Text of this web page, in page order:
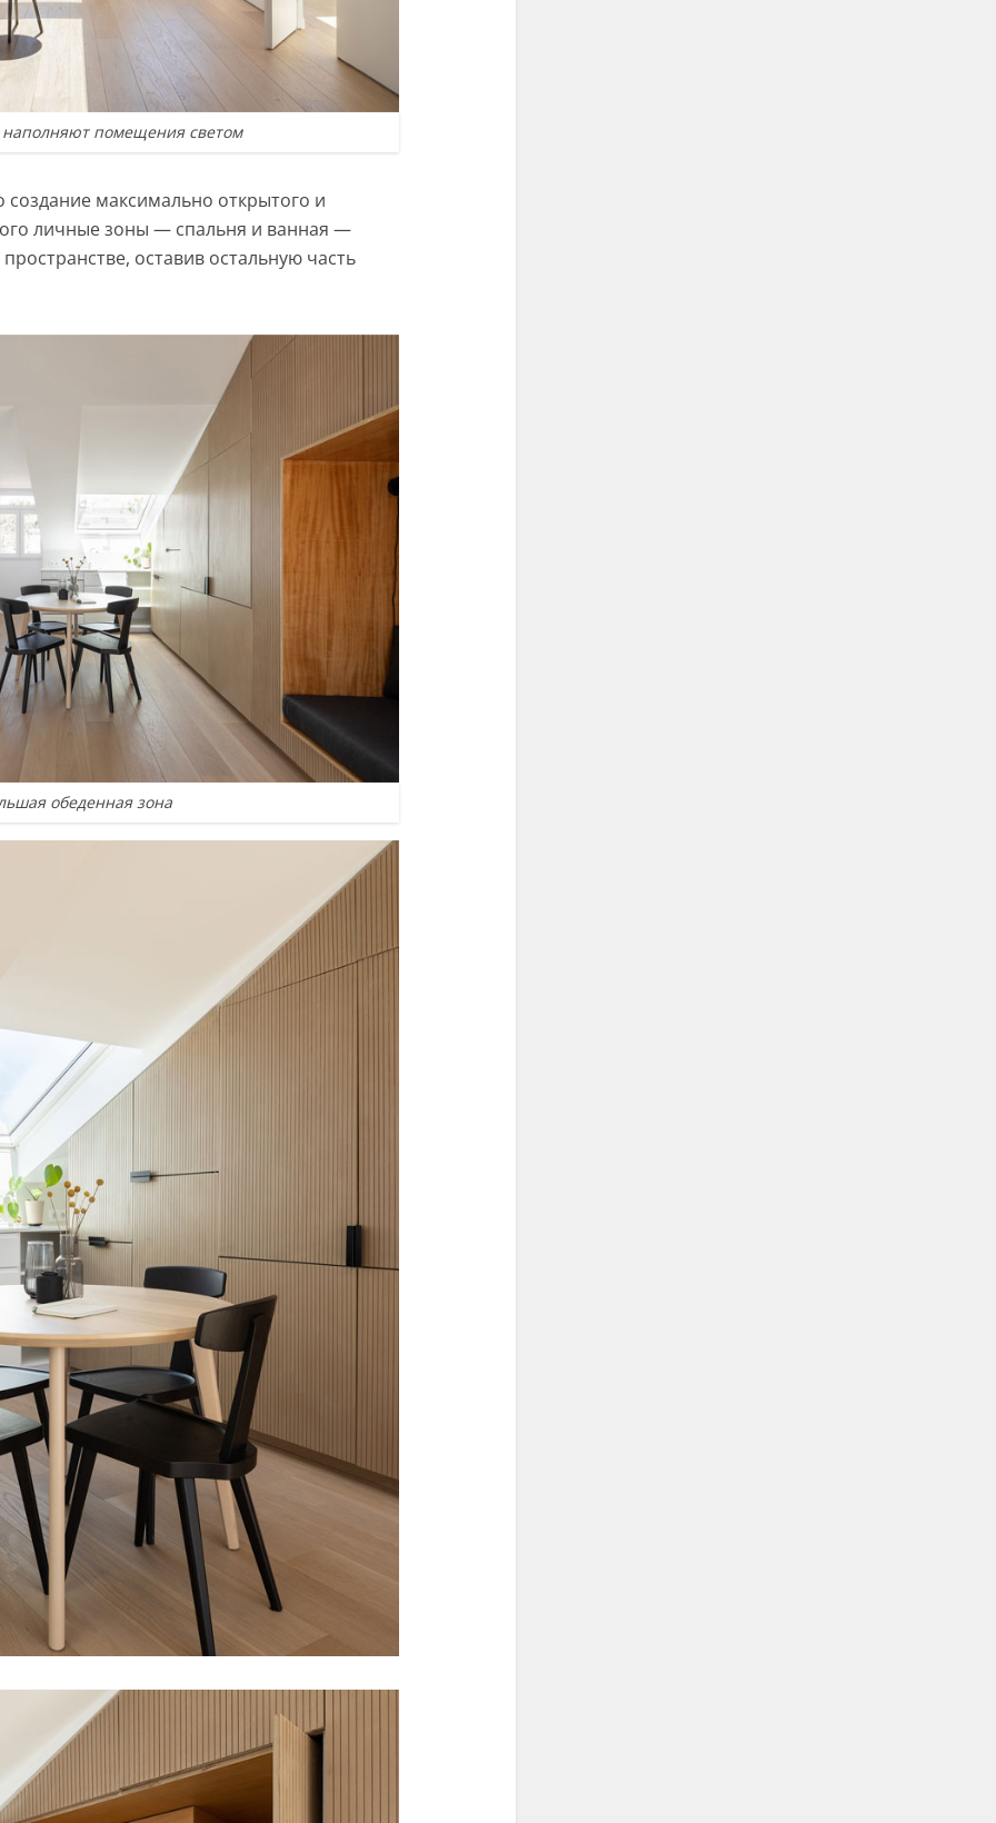
помещения светом
максимально открытого и
личные зоны — спальня и ванная —
оставив остальную часть
обеденная зона